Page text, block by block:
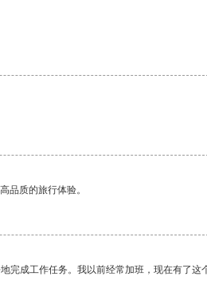
品质的旅行体验。
完成工作任务。我以前经常加班，现在有了这